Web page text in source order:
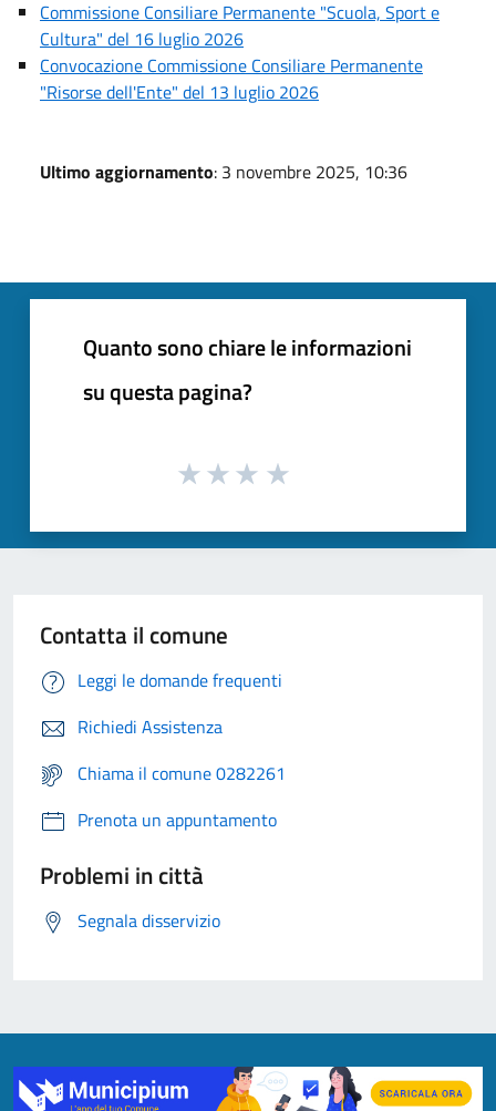
Commissione Consiliare Permanente "Scuola, Sport e
Cultura" del 16 luglio 2026
Convocazione Commissione Consiliare Permanente
"Risorse dell'Ente" del 13 luglio 2026
Ultimo aggiornamento: 3 novembre 2025, 10:36
Quanto sono chiare le informazioni
su questa pagina?
Contatta il comune
Leggi le domande frequenti
Richiedi Assistenza
Chiama il comune 0282261
Prenota un appuntamento
Problemi in città
Segnala disservizio